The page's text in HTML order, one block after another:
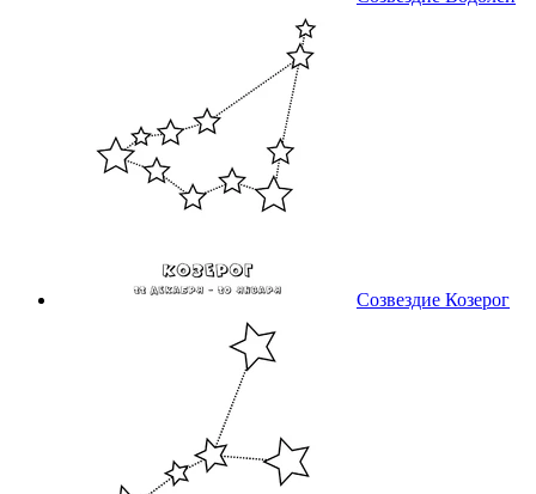
Созвездие Козерог